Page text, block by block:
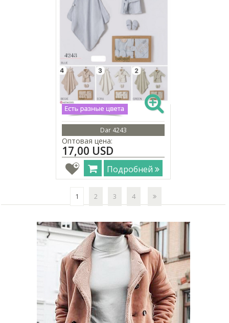
Dar 4243
Оптовая цена:
17,00 USD
Подробней
1 2 3 4